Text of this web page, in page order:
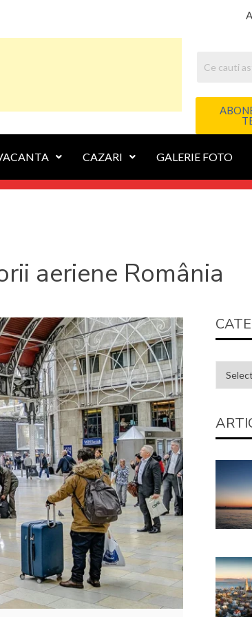
CAZARI GALERIE FOTO
aeriene România